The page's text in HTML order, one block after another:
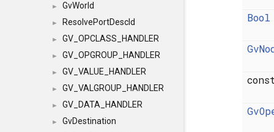
► GvWorld
► ResolvePortDescId
► GV_OPCLASS_HANDLER
► GV_OPGROUP_HANDLER
► GV_VALUE_HANDLER
► GV_VALGROUP_HANDLER
► GV_DATA_HANDLER
► GvDestination
Bool